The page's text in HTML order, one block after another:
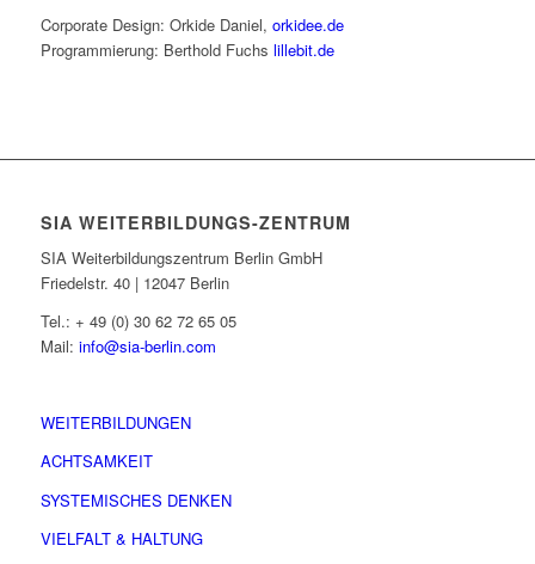
Corporate Design: Orkide Daniel, orkidee.de
Programmierung: Berthold Fuchs lillebit.de
SIA WEITERBILDUNGS-ZENTRUM
SIA Weiterbildungszentrum Berlin GmbH
Friedelstr. 40 | 12047 Berlin
Tel.: + 49 (0) 30 62 72 65 05
Mail: info@sia-berlin.com
WEITERBILDUNGEN
ACHTSAMKEIT
SYSTEMISCHES DENKEN
VIELFALT & HALTUNG